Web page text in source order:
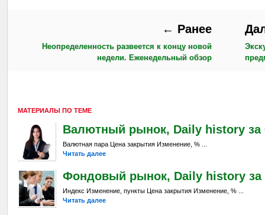
← Ранее
Неопределенность развеется к концу новой
недели. Еженедельный обзор
МАТЕРИАЛЫ ПО ТЕМЕ
Валютный рынок, Daily history за
Валютная пара Цена закрытия Изменение, % ...
Читать далее
Фондовый рынок, Daily history за
Индекс Изменение, пункты Цена закрытия Изменение, % ...
Читать далее